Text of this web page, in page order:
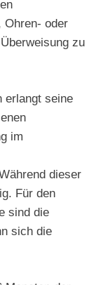
Ohren- oder
zu
erlangt seine
im
dieser
Für den
sind die
sich die